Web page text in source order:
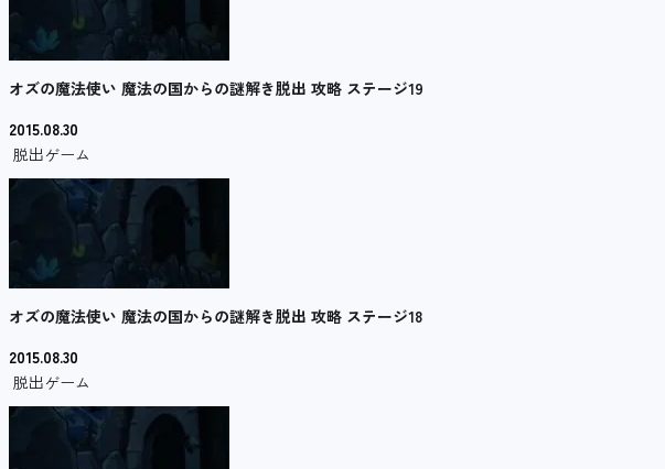
オズの魔法使い 魔法の国からの謎解き脱出 攻略 ステージ19
2015.08.30
脱出ゲーム
オズの魔法使い 魔法の国からの謎解き脱出 攻略 ステージ18
2015.08.30
脱出ゲーム